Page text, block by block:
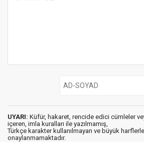
UYARI: Küfür, hakaret, rencide edici cümleler
içeren, imla kuralları ile yazılmamış,
Türkçe karakter kullanılmayan ve büyük
onaylanmamaktadır.